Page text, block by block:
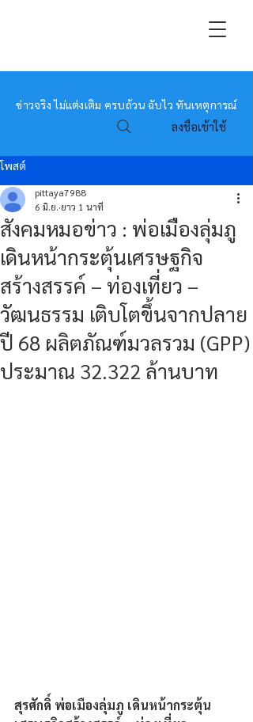
หมอข่าว
ข่าวจริง ไม่แต่งเติม ครบถ้วน ฉับไว ทันเหตุการณ์
ลงชื่อเข้าใช้
โพสต์
สังคมหมอข่าว : พ่อเมืองลุ่มภู
เดินหน้ากระตุ้นเศรษฐกิจ
สร้างสรรค์ – ท่องเที่ยว –
วัฒนธรรม เติบโตขึ้นจากปลาย
ปี 68 ผลิตภัณฑ์มวลรวม (GPP)
ประมาณ 32.322 ล้านบาท
pittaya7988
6 มิ.ย. ยาว 1 นาที
สุรศักดิ์ พ่อเมืองลุ่มภู เดินหน้ากระตุ้น